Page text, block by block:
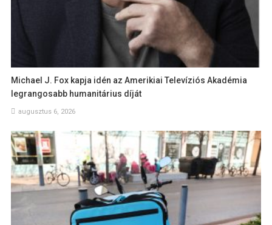
Michael J. Fox kapja idén az Amerikiai Televíziós Akadémia
legrangosabb humanitárius díját
augusztus 6, 2026